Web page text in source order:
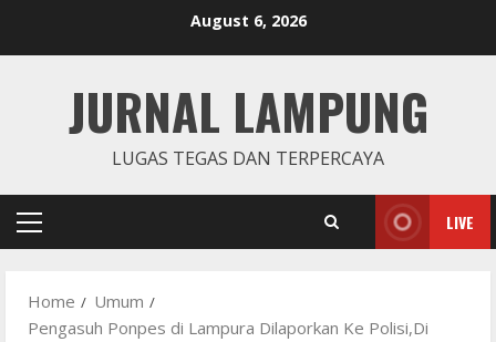
August 6, 2026
JURNAL LAMPUNG
LUGAS TEGAS DAN TERPERCAYA
Primary
LIVE
Home
Umum
Pengasuh Ponpes di Lampura Dilaporkan Ke Polisi,Di